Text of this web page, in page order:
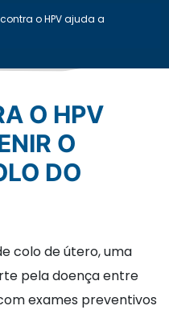
o HPV ajuda a
O
DO
colo de útero, uma
pela doença entre
exames preventivos